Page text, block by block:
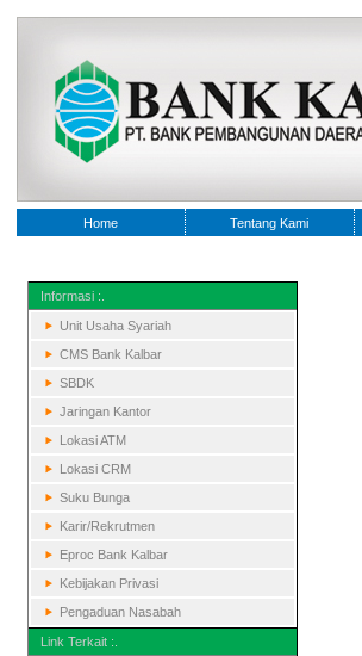
Home Tentang Kami
Informasi :.
Unit Usaha Syariah
CMS Bank Kalbar
SBDK
Jaringan Kantor
Lokasi ATM
Lokasi CRM
Suku Bunga
Karir/Rekrutmen
Eproc Bank Kalbar
Kebijakan Privasi
Pengaduan Nasabah
Link Terkait :.